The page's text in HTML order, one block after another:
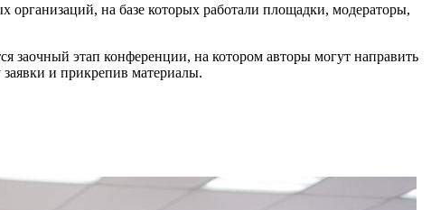
организаций, на базе которых работали площадки, модераторы,
этап конференции, на котором авторы могут направить
и прикрепив материалы.